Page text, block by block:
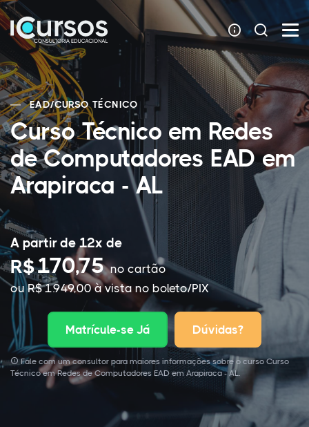
EAD/CURSO TÉCNICO
Curso Técnico em Redes
de Computadores EAD em
Arapiraca - AL
A partir de 12x de
R$170,75no cartão
ou R$ 1.949,00 à vista no boleto/PIX
Matrícule-se Já Dúvidas?
Fale com um consultor para maiores informações sobre o curso Curso
Técnico em Redes de Computadores EAD em Arapiraca - AL.